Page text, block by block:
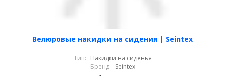
Велюровые накидки на сидения | Seintex
Тип: Накидки на сиденья
Бренд: Seintex